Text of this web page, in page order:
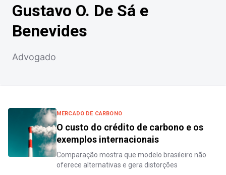
Gustavo O. De Sá e
Benevides
Advogado
MERCADO DE CARBONO
O custo do crédito de carbono e os
exemplos internacionais
Comparação mostra que modelo brasileiro não
oferece alternativas e gera distorções